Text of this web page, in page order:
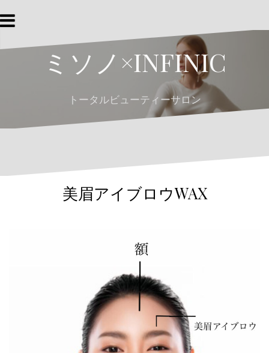
ン
ミソノ×INFINIC
トータルビューティーサロン
美眉アイブロウWAX